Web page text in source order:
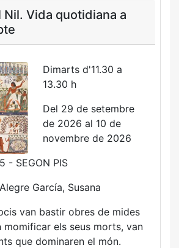
Vida quotidiana a
Dimarts d'11.30 a
13.30 h
Del 29 de setembre
de 2026 al 10 de
novembre de 2026
- SEGON PIS
Alegre García, Susana
van bastir obres de mides
momificar els seus morts, van
que dominaren el món.